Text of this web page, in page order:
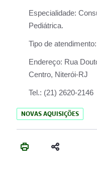
Especialidade:
Pediátrica.
Tipo de atendimento:
Endereço: Rua
Centro, Niterói-RJ
Tel.: (21) 2620-2146
NOVAS AQUISIÇÕES